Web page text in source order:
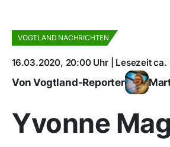
VOGTLAND NACHRICHTEN
16.03.2020, 20:00 Uhr | Lesezeit ca.
Von Vogtland-Reporter
Yvonne